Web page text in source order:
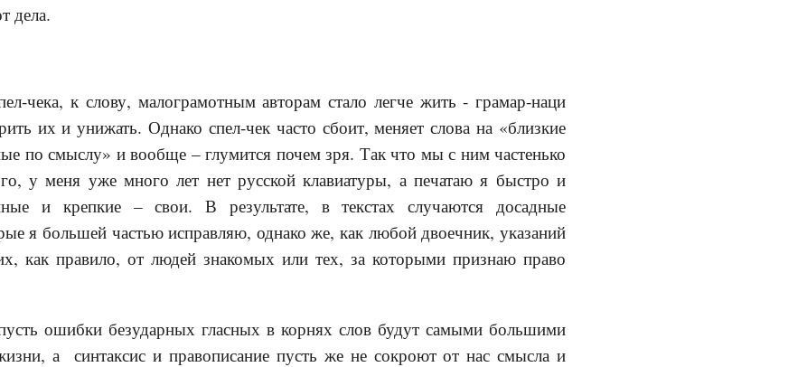
дела.
чека, к слову, малограмотным авторам стало легче жить - грамар-наци
их и унижать. Однако спел-чек часто сбоит, меняет слова на «близкие
по смыслу» и вообще – глумится почем зря. Так что мы с ним частенько
у меня уже много лет нет русской клавиатуры, а печатаю я быстро и
и крепкие – свои. В результате, в текстах случаются досадные
я большей частью исправляю, однако же, как любой двоечник, указаний
как правило, от людей знакомых или тех, за которыми признаю право
ошибки безударных гласных в корнях слов будут самыми большими
а синтаксис и правописание пусть же не сокроют от нас смысла и